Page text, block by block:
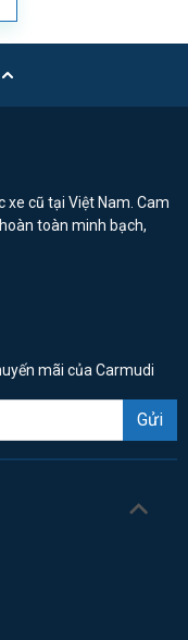
cũ tại Việt Nam. Cam
toàn minh bạch,
mãi của Carmudi
Gửi